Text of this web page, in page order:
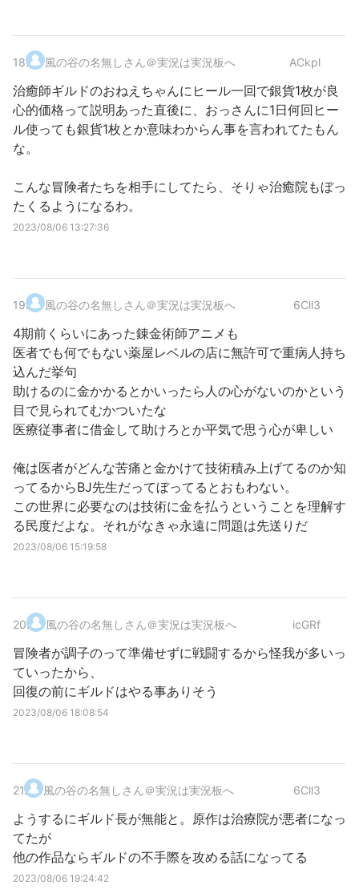
18. 風の谷の名無しさん＠実況は実況板へ ACkpl
治癒師ギルドのおねえちゃんにヒール一回で銀貨1枚が良
心的価格って説明あった直後に、おっさんに1日何回ヒー
ル使っても銀貨1枚とか意味わからん事を言われてたもん
な。
こんな冒険者たちを相手にしてたら、そりゃ治癒院もぼっ
たくるようになるわ。
2023/08/06 13:27:36
19. 風の谷の名無しさん＠実況は実況板へ 6Cll3
4期前くらいにあった錬金術師アニメも
医者でも何でもない薬屋レベルの店に無許可で重病人持ち
込んだ挙句
助けるのに金かかるとかいったら人の心がないのかという
目で見られてむかついたな
医療従事者に借金して助けろとか平気で思う心が卑しい
俺は医者がどんな苦痛と金かけて技術積み上げてるのか知
ってるからBJ先生だってぼってるとおもわない。
この世界に必要なのは技術に金を払うということを理解す
る民度だよな。それがなきゃ永遠に問題は先送りだ
2023/08/06 15:19:58
20. 風の谷の名無しさん＠実況は実況板へ icGRf
冒険者が調子のって準備せずに戦闘するから怪我が多いっ
ていったから、
回復の前にギルドはやる事ありそう
2023/08/06 18:08:54
21. 風の谷の名無しさん＠実況は実況板へ 6Cll3
ようするにギルド長が無能と。原作は治療院が悪者になっ
てたが
他の作品ならギルドの不手際を攻める話になってる
2023/08/06 19:24:42